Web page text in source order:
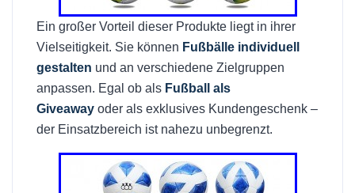
Ein großer Vorteil dieser Produkte liegt in ihrer
Vielseitigkeit. Sie können Fußbälle individuell
gestalten und an verschiedene Zielgruppen
anpassen. Egal ob als Fußball als
Giveaway oder als exklusives Kundengeschenk –
der Einsatzbereich ist nahezu unbegrenzt.